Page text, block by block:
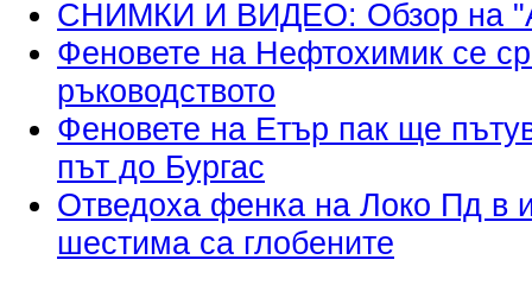
СНИМКИ И ВИДЕО: Обзор на
Феновете на Нефтохимик се
ръководството
Феновете на Етър пак ще
път до Бургас
Отведоха фенка на Локо Пд в
шестима са глобените